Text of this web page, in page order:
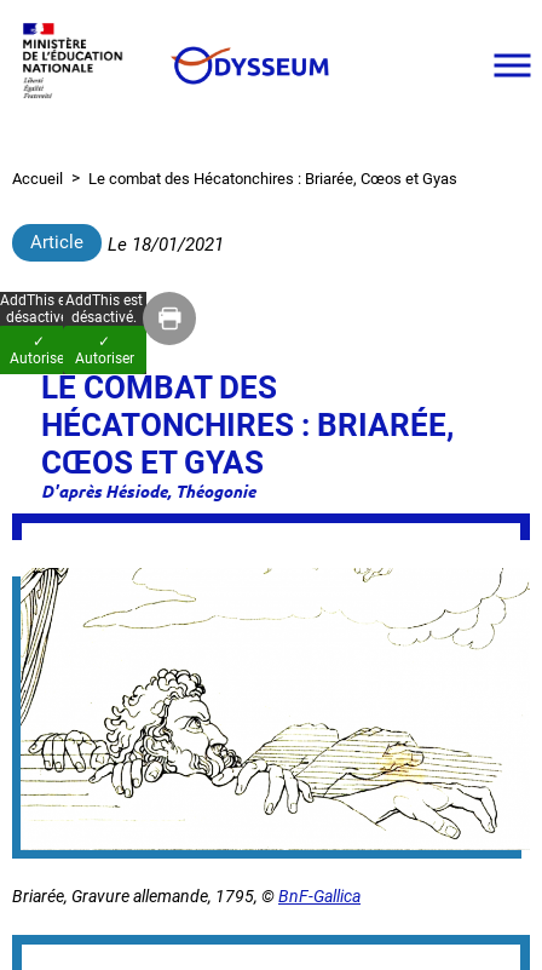
contenu
principal
Fil
Accueil Le combat des Hécatonchires : Briarée, Cœos et Gyas
Article Le 18/01/2021
AddThis est
désactivé.
✓
Autoriser
AddThis est
désactivé.
✓
Autoriser
LE COMBAT DES
HÉCATONCHIRES : BRIARÉE,
CŒOS ET GYAS
D'après Hésiode, Théogonie
Briarée, Gravure allemande, 1795, ©BnF-Gallica